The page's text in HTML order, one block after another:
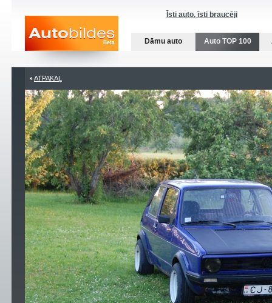
Īsti auto, īsti braucēji
Dāmu auto Auto TOP 100
ATPAKAĻ